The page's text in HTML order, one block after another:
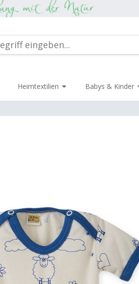
Heimtextilien Babys & Kinder